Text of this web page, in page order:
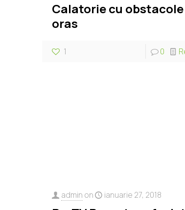
Calatorie cu
oras
1 0
admin on ianuarie 27, 2018